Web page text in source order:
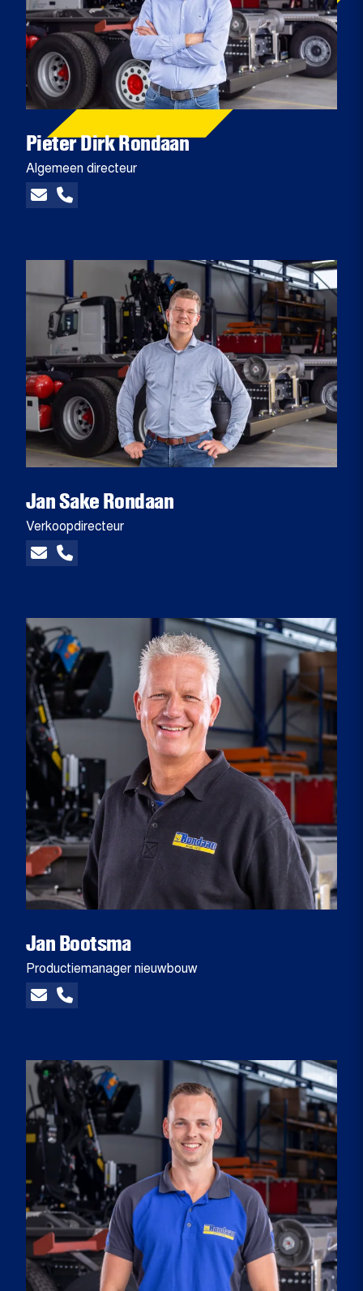
Pieter Dirk Rondaan
Algemeen directeur
Jan Sake Rondaan
Verkoopdirecteur
Jan Bootsma
Productiemanager nieuwbouw